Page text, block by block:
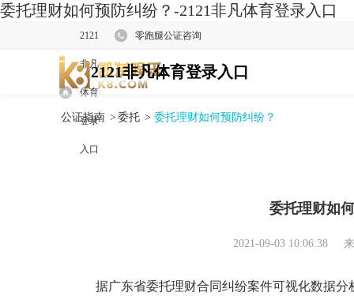
委托理财如何预防纠纷？-2121非凡体育登录入口
2121
非凡
体育
登录
入口
零跑腿公证咨询
2121非凡体育登录入口
公证指南 > 委托 > 委托理财如何预防纠纷？
委托理财如
2021-09-03 10:06:38
据广东省委托理财合同纠纷案件可视化数据分